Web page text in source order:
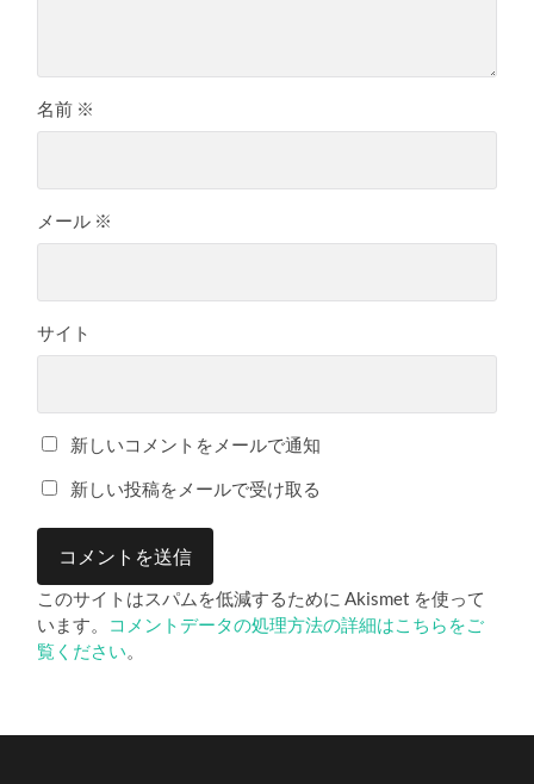
名前 ※
メール ※
サイト
新しいコメントをメールで通知
新しい投稿をメールで受け取る
このサイトはスパムを低減するために Akismet を使って
います。 コメントデータの処理方法の詳細はこちらをご
覧ください。